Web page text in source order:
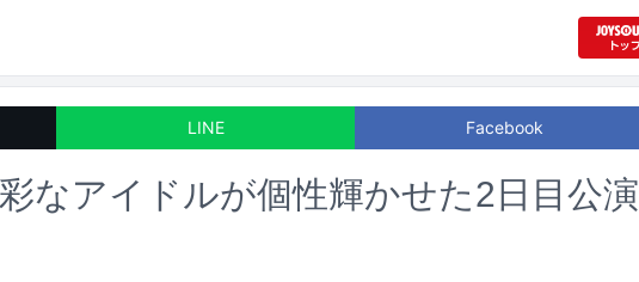
LINE Facebook
彩なアイドルが個性輝かせた2日目公演